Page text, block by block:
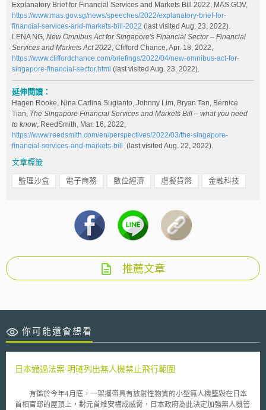
Explanatory Brief for Financial Services and Markets Bill 2022, MAS.GOV,
https://www.mas.gov.sg/news/speeches/2022/explanatory-brief-for-
financial-services-and-markets-bill-2022 (last visited Aug. 23, 2022).
LENA NG, New Omnibus Act for Singapore's Financial Sector – Financial
Services and Markets Act 2022, Clifford Chance, Apr. 18, 2022,
https://www.cliffordchance.com/briefings/2022/04/new-omnibus-act-for-
singapore-financial-sector.html (last visited Aug. 23, 2022).
延伸閱讀：
Hagen Rooke, Nina Carlina Sugianto, Johnny Lim, Bryan Tan, Bernice
Tian, The Singapore Financial Services and Markets Bill – what you need
to know, ReedSmith, Mar. 16, 2022,
https://www.reedsmith.com/en/perspectives/2022/03/the-singapore-
financial-services-and-markets-bill
(last visited Aug. 22, 2022).
文章標籤
監理沙盒 電子商務 數位經濟 虛擬貨幣 金融科技
推薦文章
你可能還會想看
日本通過法案 明確列出無人機禁止飛行範圍
有鑑於今年4月底，一架攜帶具有放射性物質的小型無人機墜毀在日本
首相官邸的屋頂上，對元首維安構成威脅，日本政府為此決定加強無人機管